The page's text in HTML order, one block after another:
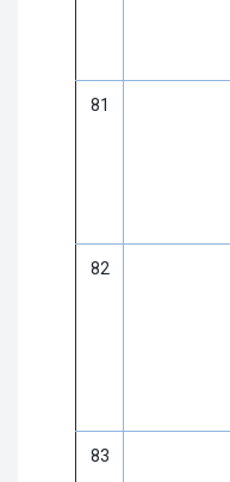
81
82
83